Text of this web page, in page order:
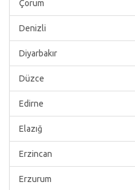
Çorum
Denizli
Diyarbakır
Düzce
Edirne
Elazığ
Erzincan
Erzurum